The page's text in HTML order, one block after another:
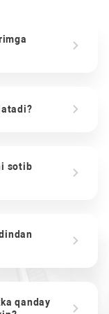
sotib
qanday